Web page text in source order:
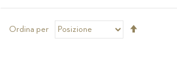
Ordina per